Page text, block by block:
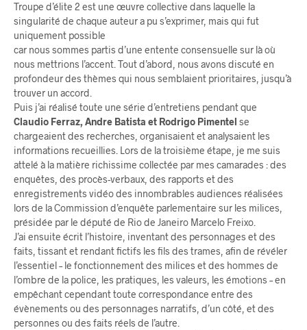
Troupe d’élite 2 est une œuvre collective dans laquelle la
singularité de chaque auteur a pu s’exprimer, mais qui fut
uniquement possible
car nous sommes partis d’une entente consensuelle sur là où
nous mettrions l’accent. Tout d’abord, nous avons discuté en
profondeur des thèmes qui nous semblaient prioritaires, jusqu’à
trouver un accord.
Puis j’ai réalisé toute une série d’entretiens pendant que
Claudio Ferraz, Andre Batista et Rodrigo Pimentel se
chargeaient des recherches, organisaient et analysaient les
informations recueillies. Lors de la troisième étape, je me suis
attelé à la matière richissime collectée par mes camarades : des
enquêtes, des procès-verbaux, des rapports et des
enregistrements vidéo des innombrables audiences réalisées
lors de la Commission d’enquête parlementaire sur les milices,
présidée par le député de Rio de Janeiro Marcelo Freixo.
J’ai ensuite écrit l’histoire, inventant des personnages et des
faits, tissant et rendant fictifs les fils des trames, afin de révéler
l’essentiel – le fonctionnement des milices et des hommes de
l’ombre de la police, les pratiques, les valeurs, les émotions – en
empêchant cependant toute correspondance entre des
évènements ou des personnages narratifs, d’un côté, et des
personnes ou des faits réels de l’autre.